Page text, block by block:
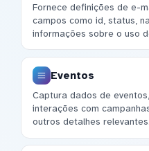
Fornece definições de e-
campos como id, status,
informações sobre o uso
Eventos
Captura dados de
interações com
outros detalhes relevantes.